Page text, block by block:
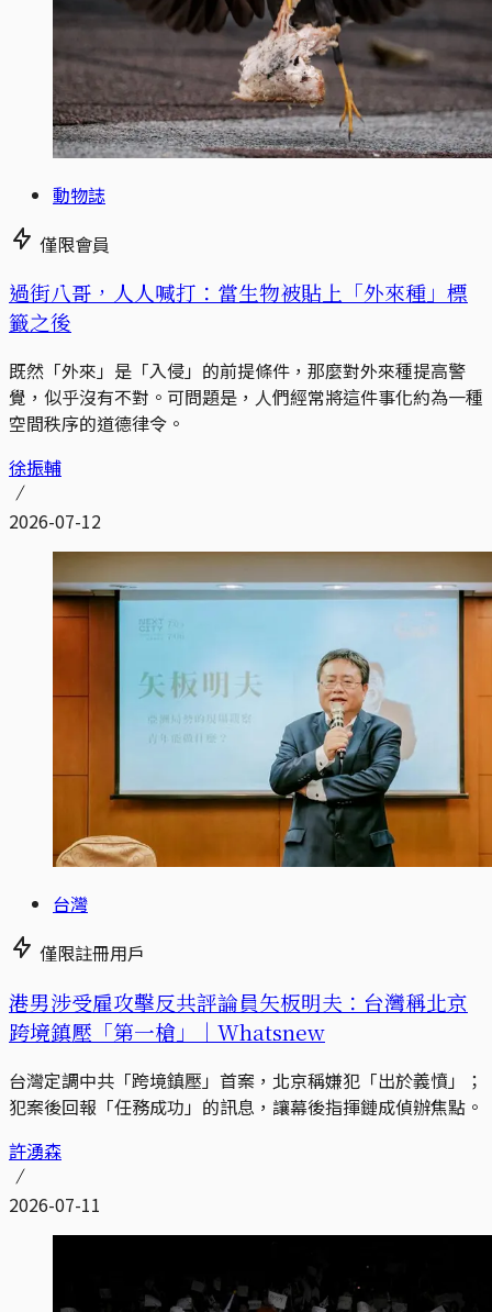
動物誌
僅限會員
過街八哥，人人喊打：當生物被貼上「外來種」標
籤之後
既然「外來」是「入侵」的前提條件，那麼對外來種提高警
覺，似乎沒有不對。可問題是，人們經常將這件事化約為一種
空間秩序的道德律令。
徐振輔
2026-07-12
台灣
僅限註冊用戶
港男涉受雇攻擊反共評論員矢板明夫：台灣稱北京
跨境鎮壓「第一槍」｜Whatsnew
台灣定調中共「跨境鎮壓」首案，北京稱嫌犯「出於義憤」；
犯案後回報「任務成功」的訊息，讓幕後指揮鏈成偵辦焦點。
許湧森
2026-07-11